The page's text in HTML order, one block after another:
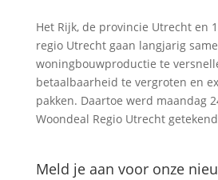
Het Rijk, de provincie Utrecht en
regio Utrecht gaan langjarig
woningbouwproductie te
betaalbaarheid te vergroten en
pakken. Daartoe werd maandag
Woondeal Regio Utrecht
Meld je aan voor onze